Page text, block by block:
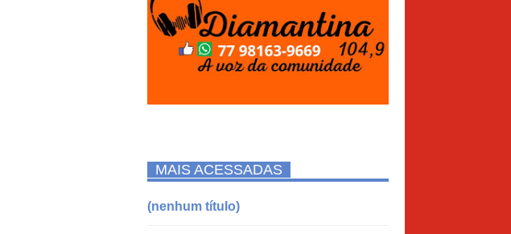
MAIS ACESSADAS
(nenhum título)